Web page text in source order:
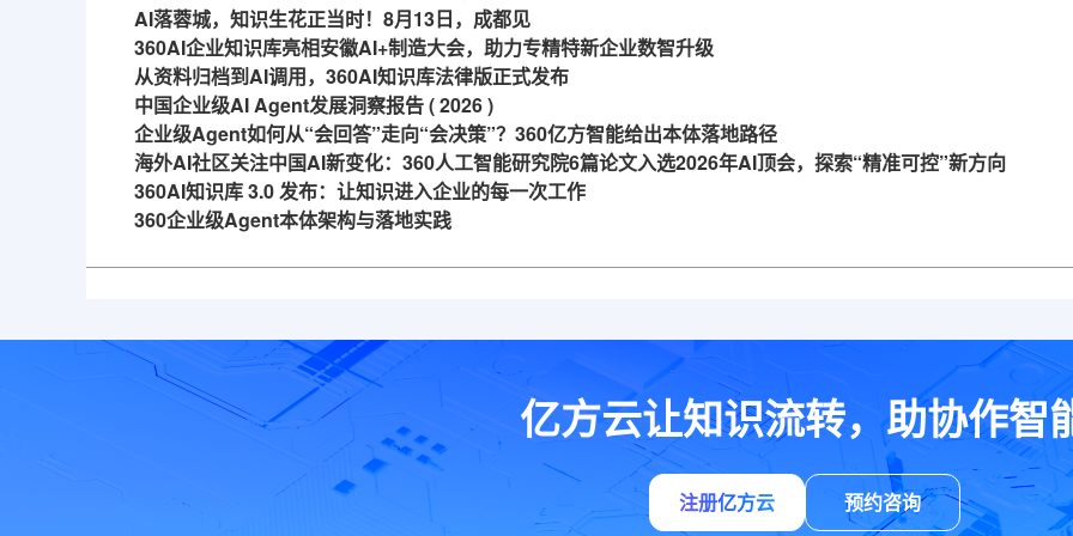
AI落蓉城，知识生花正当时！8月13日，成都见
360AI企业知识库亮相安徽AI+制造大会，助力专精特新企业数智升级
从资料归档到AI调用，360AI知识库法律版正式发布
中国企业级AI Agent发展洞察报告 ( 2026 )
企业级Agent如何从“会回答”走向“会决策”？360亿方智能给出本体落地路径
海外AI社区关注中国AI新变化：360人工智能研究院6篇论文入选2026年AI顶会，探索“精准可控”新方向
360AI知识库 3.0 发布：让知识进入企业的每一次工作
360企业级Agent本体架构与落地实践
亿方云让知识流转，助协作智
注册亿方云 预约咨询